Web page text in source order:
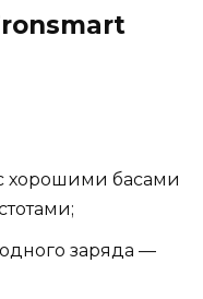
хорошими басами
заряда —